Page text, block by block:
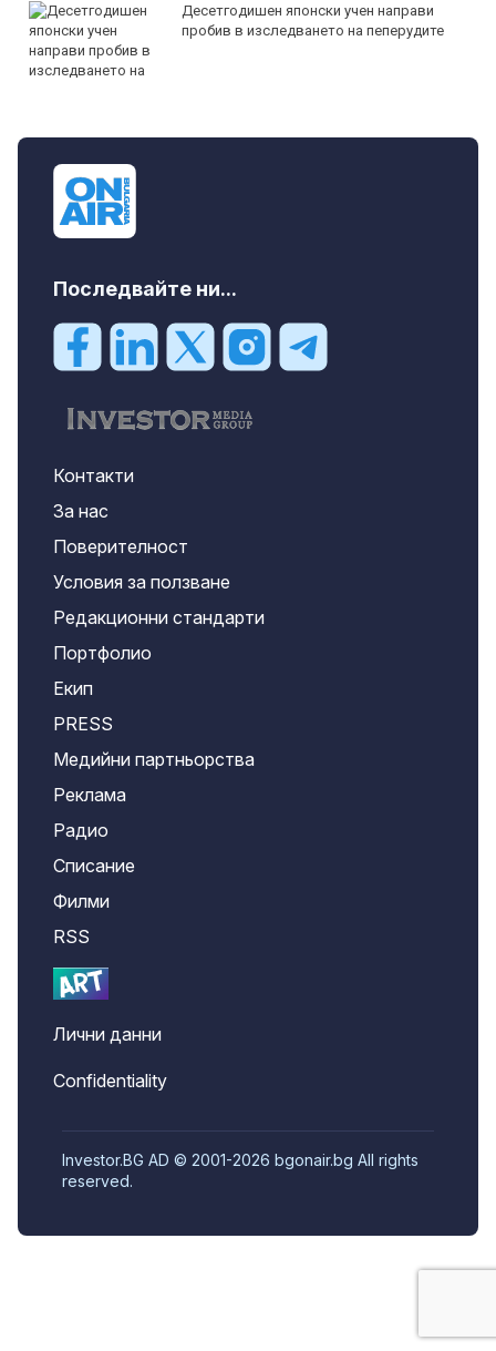
Десетгодишен японски учен направи
пробив в изследването на пеперудите
Последвайте ни...
Контакти
За нас
Поверителност
Условия за ползване
Редакционни стандарти
Портфолио
Екип
PRESS
Медийни партньорства
Реклама
Радио
Списание
Филми
RSS
Лични данни
Confidentiality
Investor.BG AD © 2001-2026 bgonair.bg All rights
reserved.